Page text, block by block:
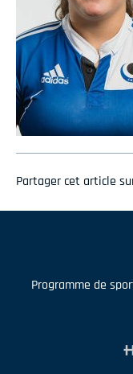
Partager cet article
Programme de